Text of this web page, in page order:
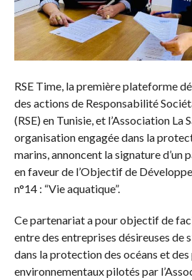
RSE Time, la première plateforme
des actions de Responsabilité
(RSE) en Tunisie, et l’Association La
organisation engagée dans la
marins, annoncent la signature
en faveur de l’Objectif de
n°14 : “Vie aquatique”.
Ce partenariat a pour objectif de
entre des entreprises désireuses de
dans la protection des océans et
environnementaux pilotés par